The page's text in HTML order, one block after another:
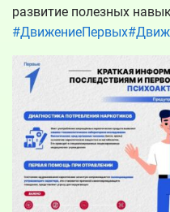
развитие полезных
#ДвижениеПервых